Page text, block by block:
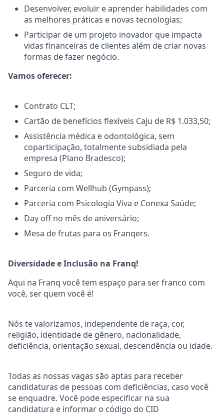
Desenvolver, evoluir e aprender habilidades com
as melhores práticas e novas tecnologias;
Participar de um projeto inovador que impacta
vidas financeiras de clientes além de criar novas
formas de fazer negócio.
Vamos oferecer:
Contrato CLT;
Cartão de benefícios flexíveis Caju de R$ 1.033,50;
Assistência médica e odontológica, sem
coparticipação, totalmente subsidiada pela
empresa (Plano Bradesco);
Seguro de vida;
Parceria com Wellhub (Gympass);
Parceria com Psicologia Viva e Conexa Saúde;
Day off no mês de aniversário;
Mesa de frutas para os Franqers.
Diversidade e Inclusão na Franq!
Aqui na Franq você tem espaço para ser franco com
você, ser quem você é!
Nós te valorizamos, independente de raça, cor,
religião, identidade de gênero, nacionalidade,
deficiência, orientação sexual, descendência ou idade.
Todas as nossas vagas são aptas para receber
candidaturas de pessoas com deficiências, caso você
se enquadre. Você pode especificar na sua
candidatura e informar o código do CID